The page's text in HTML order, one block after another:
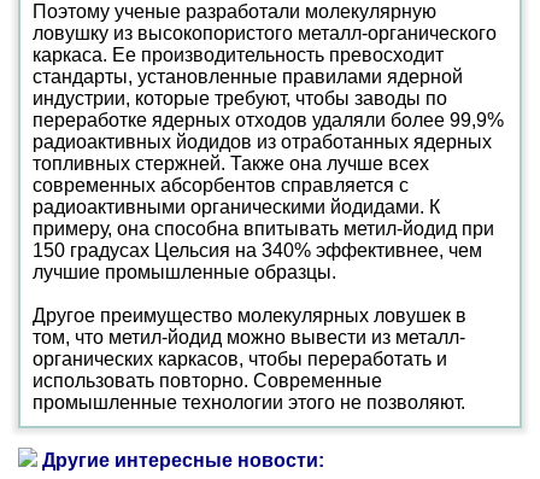
Поэтому ученые разработали молекулярную
ловушку из высокопористого металл-органического
каркаса. Ее производительность превосходит
стандарты, установленные правилами ядерной
индустрии, которые требуют, чтобы заводы по
переработке ядерных отходов удаляли более 99,9%
радиоактивных йодидов из отработанных ядерных
топливных стержней. Также она лучше всех
современных абсорбентов справляется с
радиоактивными органическими йодидами. К
примеру, она способна впитывать метил-йодид при
150 градусах Цельсия на 340% эффективнее, чем
лучшие промышленные образцы.
Другое преимущество молекулярных ловушек в
том, что метил-йодид можно вывести из металл-
органических каркасов, чтобы переработать и
использовать повторно. Современные
промышленные технологии этого не позволяют.
Другие интересные новости: